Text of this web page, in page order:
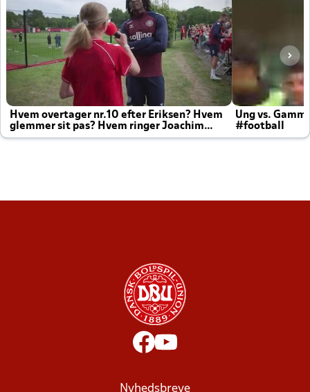
Hvem overtager nr.10 efter Eriksen? Hvem
glemmer sit pas? Hvem ringer Joachim
altid til efter kampe?
Ung vs.
#football
Nyhedsbreve